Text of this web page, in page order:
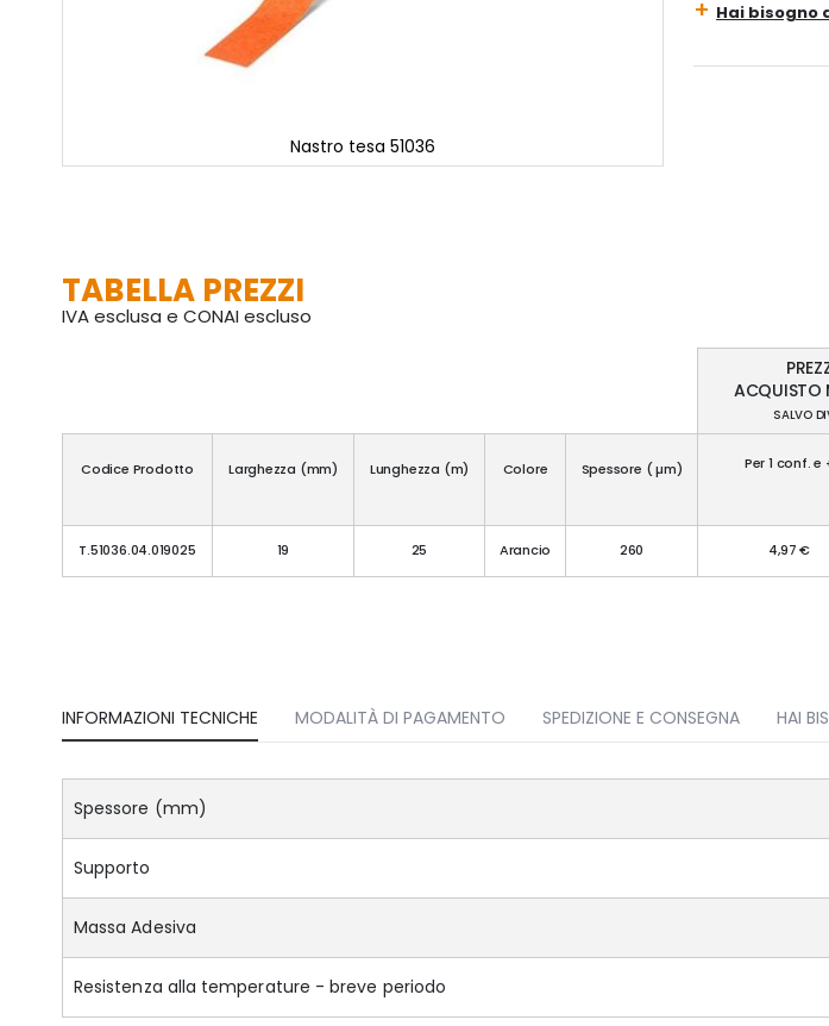
Nastro tesa 51036
immagini
Hai bisogno
TABELLA PREZZI
IVA esclusa e CONAI escluso
ACQUISTO
SALVO
Codice Prodotto Larghezza (mm) Lunghezza (m) Colore Spessore ( µm) Per 1 conf. e
T.51036.04.019025 19 25 Arancio 260 4,97 €
INFORMAZIONI TECNICHE
Spessore (mm)
Supporto
Massa Adesiva
Resistenza alla temperature - breve periodo
MODALITÀ DI PAGAMENTO SPEDIZIONE E CONSEGNA HAI